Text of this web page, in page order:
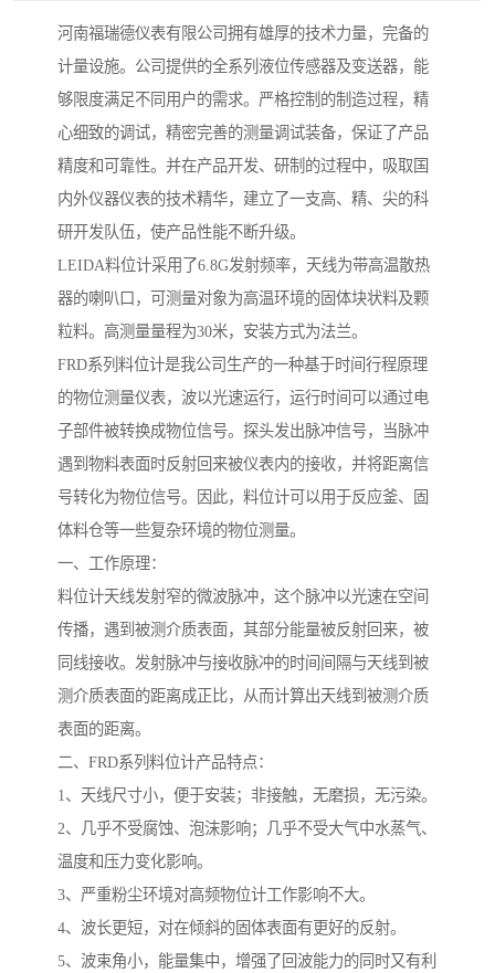
河南福瑞德仪表有限公司拥有雄厚的技术力量，完备的
计量设施。公司提供的全系列液位传感器及变送器，能
够限度满足不同用户的需求。严格控制的制造过程，精
心细致的调试，精密完善的测量调试装备，保证了产品
精度和可靠性。并在产品开发、研制的过程中，吸取国
内外仪器仪表的技术精华，建立了一支高、精、尖的科
研开发队伍，使产品性能不断升级。
LEIDA料位计采用了6.8G发射频率，天线为带高温散热
器的喇叭口，可测量对象为高温环境的固体块状料及颗
粒料。高测量量程为30米，安装方式为法兰。
FRD系列料位计是我公司生产的一种基于时间行程原理
的物位测量仪表，波以光速运行，运行时间可以通过电
子部件被转换成物位信号。探头发出脉冲信号，当脉冲
遇到物料表面时反射回来被仪表内的接收，并将距离信
号转化为物位信号。因此，料位计可以用于反应釜、固
体料仓等一些复杂环境的物位测量。
一、工作原理：
料位计天线发射窄的微波脉冲，这个脉冲以光速在空间
传播，遇到被测介质表面，其部分能量被反射回来，被
同线接收。发射脉冲与接收脉冲的时间间隔与天线到被
测介质表面的距离成正比，从而计算出天线到被测介质
表面的距离。
二、FRD系列料位计产品特点：
1、天线尺寸小，便于安装；非接触，无磨损，无污染。
2、几乎不受腐蚀、泡沫影响；几乎不受大气中水蒸气、
温度和压力变化影响。
3、严重粉尘环境对高频物位计工作影响不大。
4、波长更短，对在倾斜的固体表面有更好的反射。
5、波束角小，能量集中，增强了回波能力的同时又有利